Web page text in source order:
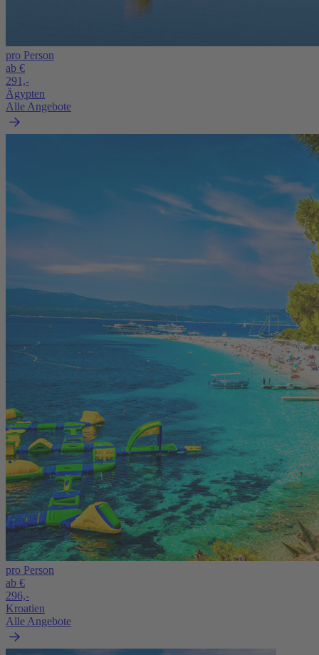
pro Person
ab €
291,-
Ägypten
Alle Angebote
pro Person
ab €
296,-
Kroatien
Alle Angebote